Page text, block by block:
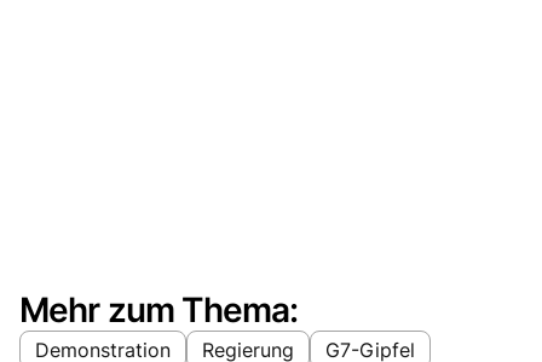
Mehr zum Thema:
Demonstration Regierung G7-Gipfel